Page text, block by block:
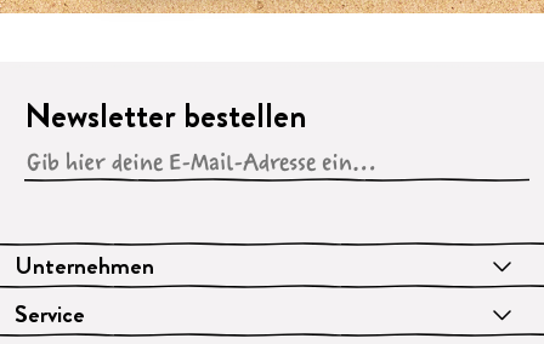
Unternehmen
Service
Newsletter bestellen